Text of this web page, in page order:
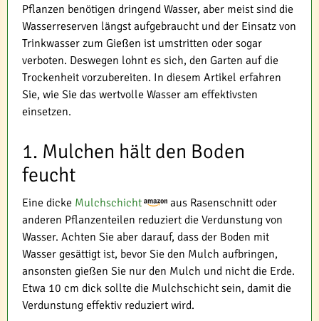
Pflanzen benötigen dringend Wasser, aber meist sind die
Wasserreserven längst aufgebraucht und der Einsatz von
Trinkwasser zum Gießen ist umstritten oder sogar
verboten. Deswegen lohnt es sich, den Garten auf die
Trockenheit vorzubereiten. In diesem Artikel erfahren
Sie, wie Sie das wertvolle Wasser am effektivsten
einsetzen.
1. Mulchen hält den Boden
feucht
Eine dicke Mulchschicht
aus Rasenschnitt oder
anderen Pflanzenteilen reduziert die Verdunstung von
Wasser. Achten Sie aber darauf, dass der Boden mit
Wasser gesättigt ist, bevor Sie den Mulch aufbringen,
ansonsten gießen Sie nur den Mulch und nicht die Erde.
Etwa 10 cm dick sollte die Mulchschicht sein, damit die
Verdunstung effektiv reduziert wird.